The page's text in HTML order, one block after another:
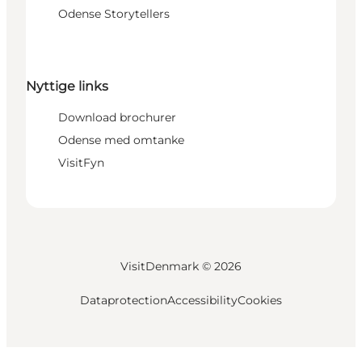
Odense Storytellers
Nyttige links
Download brochurer
Odense med omtanke
VisitFyn
VisitDenmark © 2026
DataprotectionAccessibilityCookies